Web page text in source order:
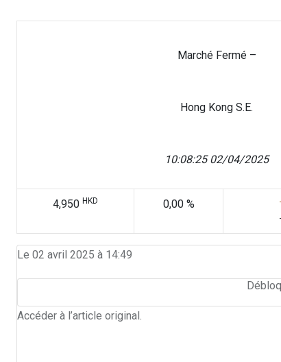
Marché Fermé –
Hong Kong S.E.
10:08:25 02/04/2025
4,950 HKD 0,00 %
Le 02 avril 2025 à 14:49
Accéder à l’article original.